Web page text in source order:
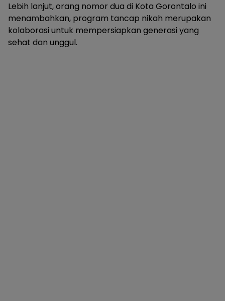
Lebih lanjut, orang nomor dua di Kota Gorontalo ini
menambahkan, program tancap nikah merupakan
kolaborasi untuk mempersiapkan generasi yang
sehat dan unggul.